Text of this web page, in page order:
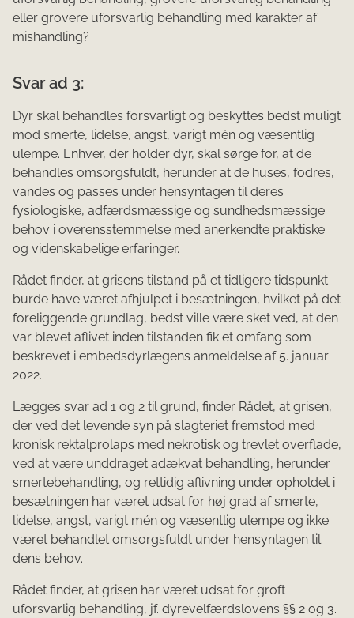
eller grovere uforsvarlig behandling med karakter af
mishandling?
Svar ad 3:
Dyr skal behandles forsvarligt og beskyttes bedst muligt
mod smerte, lidelse, angst, varigt mén og væsentlig
ulempe. Enhver, der holder dyr, skal sørge for, at de
behandles omsorgsfuldt, herunder at de huses, fodres,
vandes og passes under hensyntagen til deres
fysiologiske, adfærdsmæssige og sundhedsmæssige
behov i overensstemmelse med anerkendte praktiske
og videnskabelige erfaringer.
Rådet finder, at grisens tilstand på et tidligere tidspunkt
burde have været afhjulpet i besætningen, hvilket på det
foreliggende grundlag, bedst ville være sket ved, at den
var blevet aflivet inden tilstanden fik et omfang som
beskrevet i embedsdyrlægens anmeldelse af 5. januar
2022.
Lægges svar ad 1 og 2 til grund, finder Rådet, at grisen,
der ved det levende syn på slagteriet fremstod med
kronisk rektalprolaps med nekrotisk og trevlet overflade,
ved at være unddraget adækvat behandling, herunder
smertebehandling, og rettidig aflivning under opholdet i
besætningen har været udsat for høj grad af smerte,
lidelse, angst, varigt mén og væsentlig ulempe og ikke
været behandlet omsorgsfuldt under hensyntagen til
dens behov.
Rådet finder, at grisen har været udsat for groft
uforsvarlig behandling, jf. dyrevelfærdslovens §§ 2 og 3.